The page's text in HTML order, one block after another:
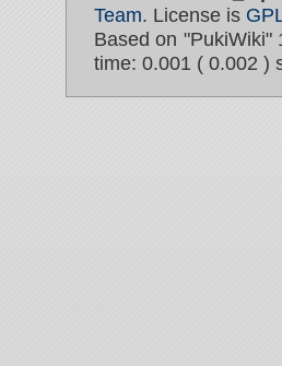
Team. License is
Based on "PukiWiki"
time: 0.001 ( 0.002 )